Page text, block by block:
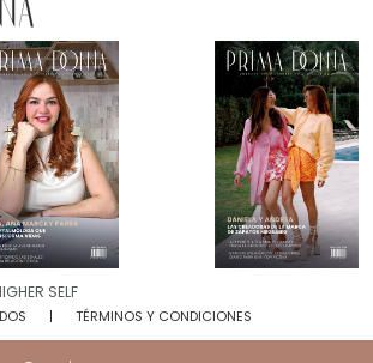
SELF​
TÉRMINOS Y CONDICIONES